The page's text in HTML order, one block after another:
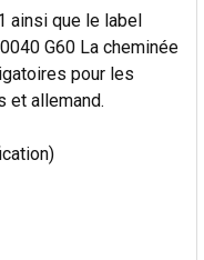
ainsi que le label
G60 La cheminée
pour les
et allemand.